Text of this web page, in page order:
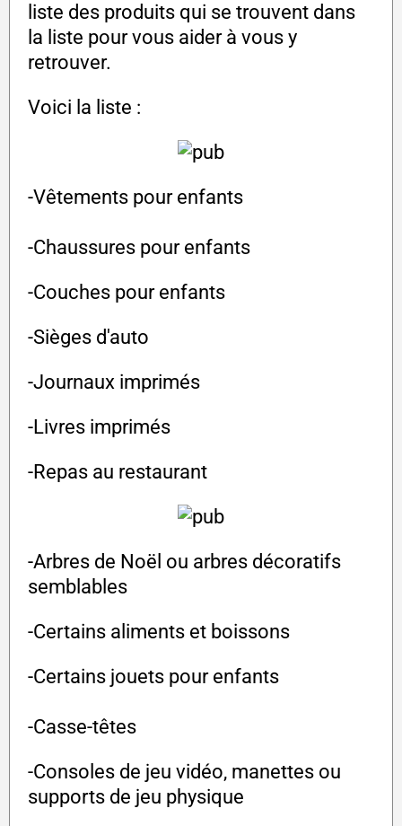
liste des produits qui se trouvent dans
la liste pour vous aider à vous y
retrouver.
Voici la liste :
-Vêtements pour enfants
-Chaussures pour enfants
-Couches pour enfants
-Sièges d'auto
-Journaux imprimés
-Livres imprimés
-Repas au restaurant
-Arbres de Noël ou arbres décoratifs
semblables
-Certains aliments et boissons
-Certains jouets pour enfants
-Casse-têtes
-Consoles de jeu vidéo, manettes ou
supports de jeu physique